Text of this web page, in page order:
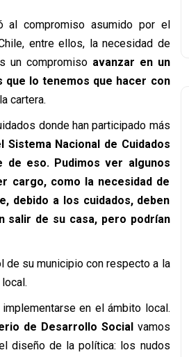
al compromiso asumido por el
entre ellos, la necesidad de
un compromiso avanzar en un
que lo tenemos que hacer con
cartera.
donde han participado más
Nacional de Cuidados
de eso. Pudimos ver algunos
cargo, como la necesidad de
debido a los cuidados, deben
salir de su casa, pero podrían
de su municipio con respecto a la
en el ámbito local.
de Desarrollo Socialvamos
diseño de la política: los nudos